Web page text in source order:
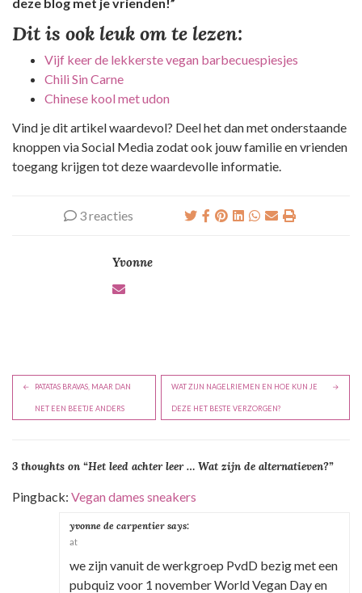
Dit is ook leuk om te lezen:
Vijf keer de lekkerste vegan barbecuespiesjes
Chili Sin Carne
Chinese kool met udon
Vind je dit artikel waardevol? Deel het dan met onderstaande
knoppen via Social Media zodat ook jouw familie en vrienden
toegang krijgen tot deze waardevolle informatie.
3 reacties
Yvonne
B
c
h
PATATAS BRAVAS, MAAR DAN
NET EEN BEETJE ANDERS
WAT ZIJN NAGELRIEMEN EN HOE KUN JE
DEZE HET BESTE VERZORGEN?
3 thoughts on “Het leed achter leer … Wat zijn de alternatieven?”
Pingback: Vegan dames sneakers
yvonne de carpentier says:
at
we zijn vanuit de werkgroep PvdD bezig met een
pubquiz voor 1 november World Vegan Day en